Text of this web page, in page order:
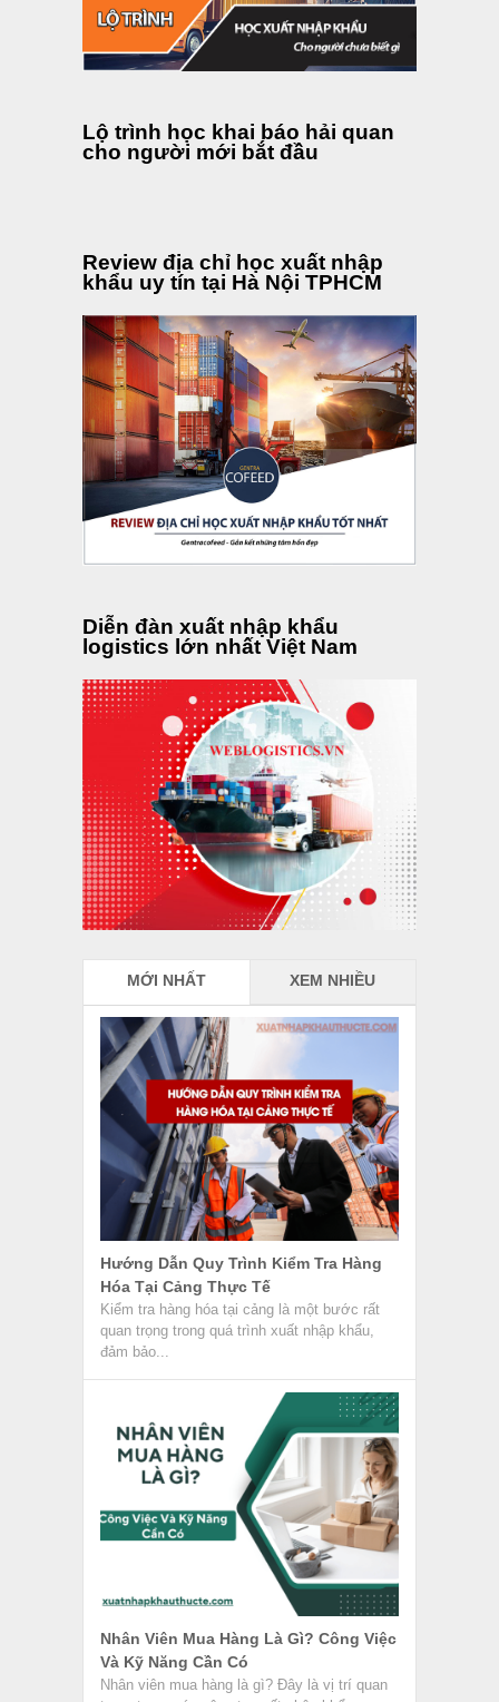
Lộ trình học khai báo hải quan
cho người mới bắt đầu
Review địa chỉ học xuất nhập
khẩu uy tín tại Hà Nội TPHCM
Diễn đàn xuất nhập khẩu
logistics lớn nhất Việt Nam
MỚI NHẤT XEM NHIỀU
Hướng Dẫn Quy Trình Kiểm Tra Hàng
Hóa Tại Cảng Thực Tế
Kiểm tra hàng hóa tại cảng là một bước rất
quan trọng trong quá trình xuất nhập khẩu,
đảm bảo...
Nhân Viên Mua Hàng Là Gì? Công Việc
Và Kỹ Năng Cần Có
Nhân viên mua hàng là gì? Đây là vị trí quan